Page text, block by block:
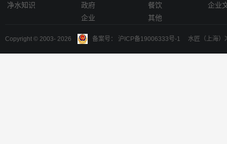
净水知识
政府
企业
餐饮
其他
企业
Copyright © 2003- 2026 备案号： 沪ICP备19006333号-1 水匠（上海）